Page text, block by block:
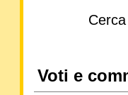
Voti e